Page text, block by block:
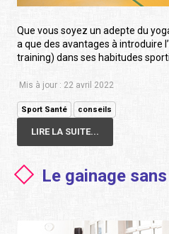
Que vous soyez un adepte du
a que des avantages à introduire
training) dans ses habitudes
Mis à jour : 22 avril 2022
Sport Santé conseils
LIRE LA SUITE...
Le gainage